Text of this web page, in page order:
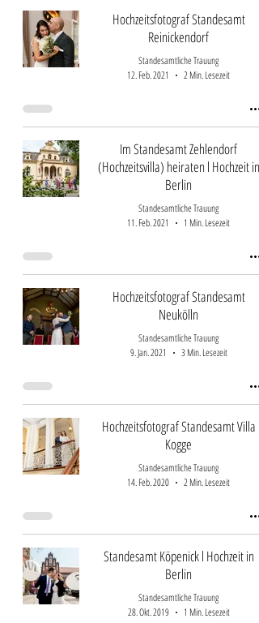
Hochzeitsfotograf Standesamt
Reinickendorf
Standesamtliche Trauung
12. Feb. 2021
2 Min. Lesezeit
Im Standesamt Zehlendorf
(Hochzeitsvilla) heiraten l Hochzeit in
Berlin
Standesamtliche Trauung
11. Feb. 2021
1 Min. Lesezeit
Hochzeitsfotograf Standesamt
Neukölln
Standesamtliche Trauung
9. Jan. 2021
3 Min. Lesezeit
Hochzeitsfotograf Standesamt Villa
Kogge
Standesamtliche Trauung
14. Feb. 2020
2 Min. Lesezeit
Standesamt Köpenick l Hochzeit in
Berlin
Standesamtliche Trauung
28. Okt. 2019
1 Min. Lesezeit